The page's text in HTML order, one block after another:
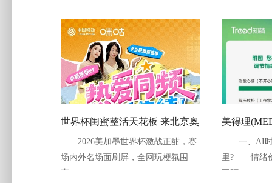
世界杯闺蜜整活天花板 来北京奥
森咪咕音乐互动专区看球写歌拍
大片
2026美加墨世界杯激战正酣，赛
场内外名场面刷屏，全网玩梗氛围
直...
美得理
战略发布
市：当时
一、AI时
里? 情绪价
不陌...